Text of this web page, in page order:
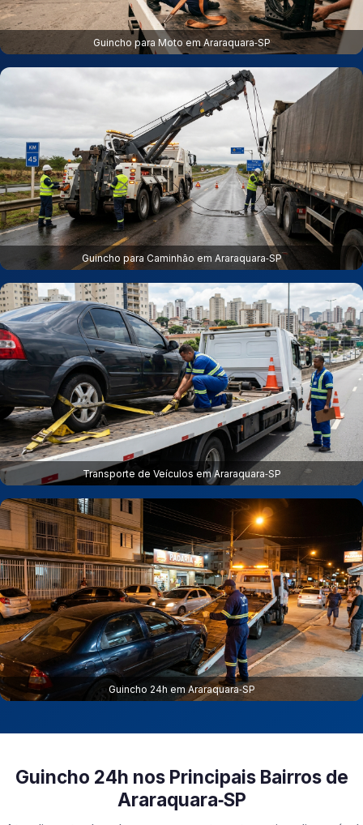
Guincho para Moto em Araraquara‑SP
Guincho para Caminhão em Araraquara‑SP
Transporte de Veículos em Araraquara‑SP
Guincho 24h em Araraquara‑SP
Guincho 24h nos Principais Bairros de
Araraquara‑SP